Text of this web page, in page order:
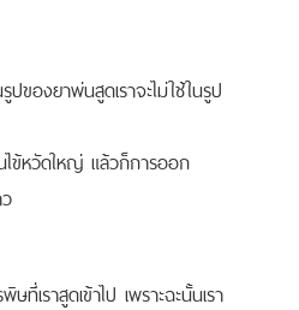
ของยาพ่นสูดเราจะไม่ใช้ในรูป
ข้หวัดใหญ่ แล้วก็การออก
าสูดเข้าไป เพราะฉะนั้นเรา